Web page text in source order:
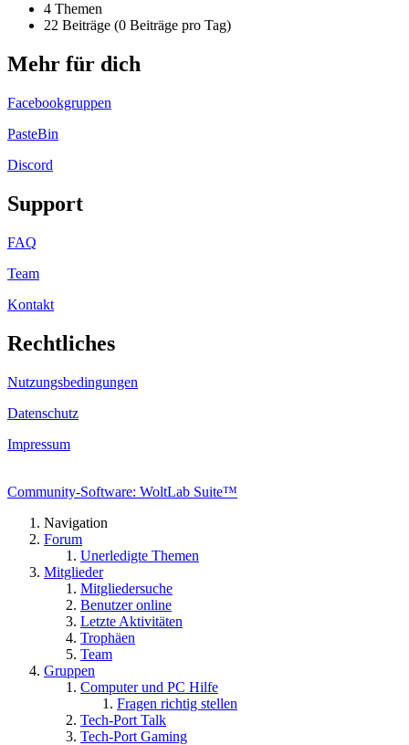
4 Themen
22 Beiträge (0 Beiträge pro Tag)
Mehr für dich
Facebookgruppen
PasteBin
Discord
Support
FAQ
Team
Kontakt
Rechtliches
Nutzungsbedingungen
Datenschutz
Impressum
Community-Software: WoltLab Suite™
Navigation
Forum
Unerledigte Themen
Mitglieder
Mitgliedersuche
Benutzer online
Letzte Aktivitäten
Trophäen
Team
Gruppen
Computer und PC Hilfe
Fragen richtig stellen
Tech-Port Talk
Tech-Port Gaming